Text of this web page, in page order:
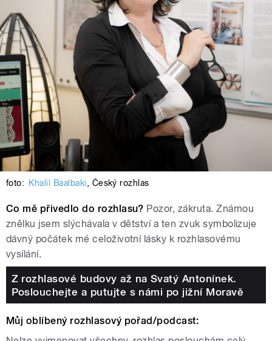
foto: Khalil Baalbaki, Český rozhlas
Co mě přivedlo do rozhlasu? Pozor, zákruta. Známou
znělku jsem slýchávala v dětství a ten zvuk symbolizuje
dávný počátek mé celoživotní lásky k rozhlasovému
vysílání.
Z rozhlasové budovy až na Svatý Antonínek.
Poslouchejte a putujte s námi po jižní Moravě
Můj oblíbený rozhlasový pořad/podcast: